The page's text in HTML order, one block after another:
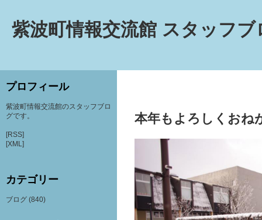
紫波町情報交流館 スタッフブ
本年もよろしくおね
プロフィール
紫波町情報交流館のスタッフブロ
グです。
[RSS]
[XML]
カテゴリー
ブログ (840)